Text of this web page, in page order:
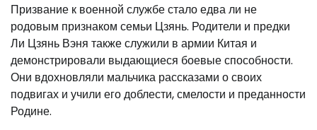
Призвание к военной службе стало едва ли не
родовым признаком семьи Цзянь. Родители и предки
Ли Цзянь Вэня также служили в армии Китая и
демонстрировали выдающиеся боевые способности.
Они вдохновляли мальчика рассказами о своих
подвигах и учили его доблести, смелости и преданности
Родине.